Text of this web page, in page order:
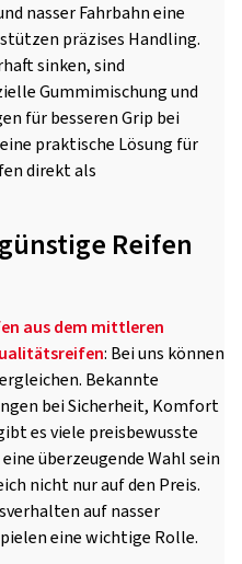
nasser Fahrbahn eine
präzises Handling.
sinken, sind
Gummimischung und
für besseren Grip bei
praktische Lösung für
direkt als
Reifen
aus dem mittleren
: Bei uns können
Bekannte
bei Sicherheit, Komfort
es viele preisbewusste
überzeugende Wahl sein
nicht nur auf den Preis.
auf nasser
eine wichtige Rolle.